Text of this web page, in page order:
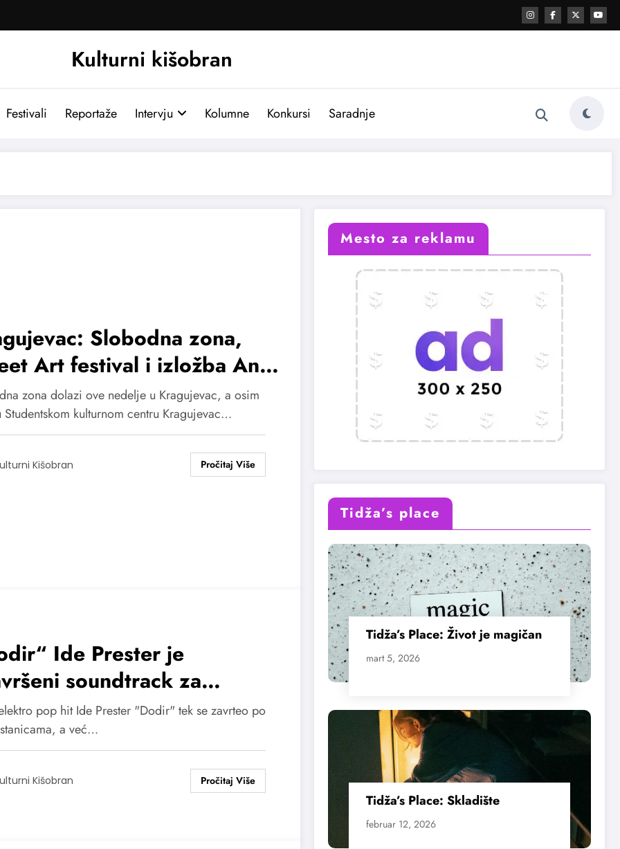
Kulturni kišobran
Festivali Reportaže Intervju Kolumne Konkursi Saradnje
Slobodna zona,
Art festival i izložba Ane
zona dolazi ove nedelje u Kragujevac, a osim
Studentskom kulturnom centru Kragujevac…
Kišobran
Ide Prester je
soundtrack za
ovog ljeta“
pop hit Ide Prester "Dodir" tek se zavrteo po
a već…
Kišobran
Mesto za reklamu
Tidža’s place
Tidža’s Place: Život je magičan
mart 5, 2026
Tidža’s Place: Skladište
februar 12, 2026